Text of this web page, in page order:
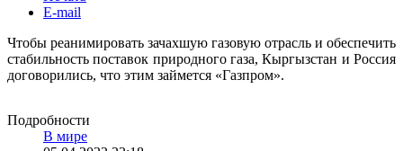
E-mail
Чтобы реанимировать зачахшую газовую отрасль и обеспечить
стабильность поставок природного газа, Кыргызстан и Россия
договорились, что этим займется «Газпром».
Подробности
В мире